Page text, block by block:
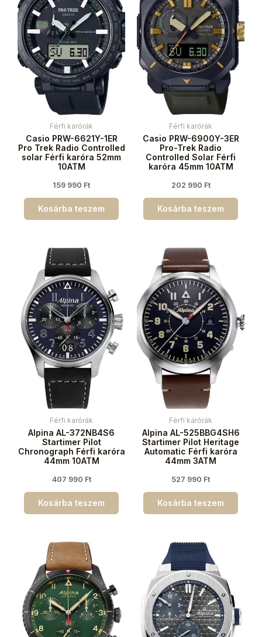
Férfi karórák
Casio PRW-6621Y-1ER
Pro Trek Radio Controlled
solar Férfi karóra 52mm
10ATM
159 990 Ft
Kosárba teszem
Férfi karórák
Casio PRW-6900Y-3ER
Pro-Trek Radio
Controlled Solar Férfi
karóra 45mm 10ATM
202 990 Ft
Kosárba teszem
Férfi karórák
Alpina AL-372NB4S6
Startimer Pilot
Chronograph Férfi karóra
44mm 10ATM
407 990 Ft
Kosárba teszem
Férfi karórák
Alpina AL-525BBG4SH6
Startimer Pilot Heritage
Automatic Férfi karóra
44mm 3ATM
527 990 Ft
Kosárba teszem